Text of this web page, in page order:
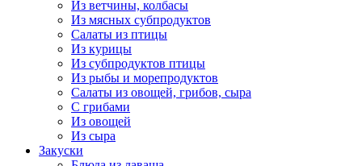
Из ветчины, колбасы
Из мясных субпродуктов
Салаты из птицы
Из курицы
Из субпродуктов птицы
Из рыбы и морепродуктов
Салаты из овощей, грибов, сыра
С грибами
Из овощей
Из сыра
Закуски